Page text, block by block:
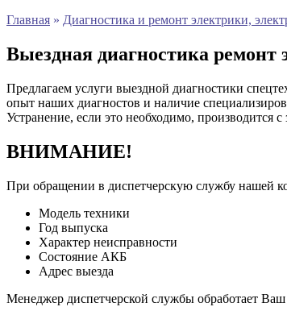
Главная » Диагностика и ремонт электрики,
Выездная диагностика
Предлагаем услуги выездной диагностики
опыт наших диагностов и наличие
Устранение, если это необходимо, производится
ВНИМАНИЕ!
При обращении в диспетчерскую службу нашей
Модель техники
Год выпуска
Характер неисправности
Состояние АКБ
Адрес выезда
Менеджер диспетчерской службы обработает